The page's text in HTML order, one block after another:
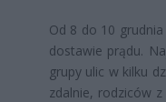
Od 8 do 10
dostawie prądu.
grupy ulic w kilku
zdalnie, rodziców